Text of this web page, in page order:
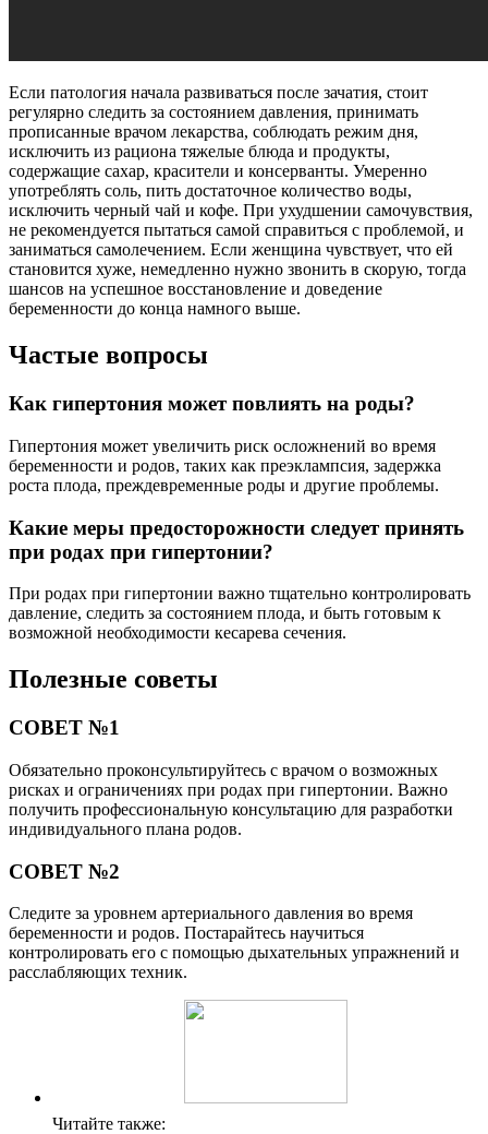
Если патология начала развиваться после зачатия, стоит
регулярно следить за состоянием давления, принимать
прописанные врачом лекарства, соблюдать режим дня,
исключить из рациона тяжелые блюда и продукты,
содержащие сахар, красители и консерванты. Умеренно
употреблять соль, пить достаточное количество воды,
исключить черный чай и кофе. При ухудшении самочувствия,
не рекомендуется пытаться самой справиться с проблемой, и
заниматься самолечением. Если женщина чувствует, что ей
становится хуже, немедленно нужно звонить в скорую, тогда
шансов на успешное восстановление и доведение
беременности до конца намного выше.
Частые вопросы
Как гипертония может повлиять на роды?
Гипертония может увеличить риск осложнений во время
беременности и родов, таких как преэклампсия, задержка
роста плода, преждевременные роды и другие проблемы.
Какие меры предосторожности следует принять
при родах при гипертонии?
При родах при гипертонии важно тщательно контролировать
давление, следить за состоянием плода, и быть готовым к
возможной необходимости кесарева сечения.
Полезные советы
СОВЕТ №1
Обязательно проконсультируйтесь с врачом о возможных
рисках и ограничениях при родах при гипертонии. Важно
получить профессиональную консультацию для разработки
индивидуального плана родов.
СОВЕТ №2
Следите за уровнем артериального давления во время
беременности и родов. Постарайтесь научиться
контролировать его с помощью дыхательных упражнений и
расслабляющих техник.
Читайте также: